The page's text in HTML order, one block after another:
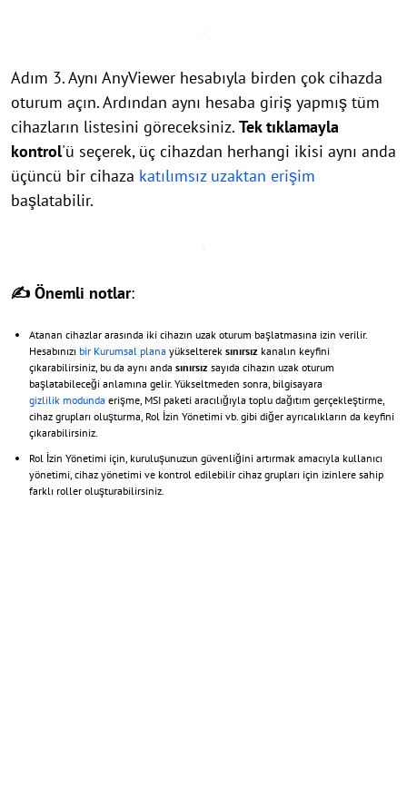
Adım 3. Aynı AnyViewer hesabıyla birden çok cihazda
oturum açın. Ardından aynı hesaba giriş yapmış tüm
cihazların listesini göreceksiniz. Tek tıklamayla
kontrol'ü seçerek, üç cihazdan herhangi ikisi aynı anda
üçüncü bir cihaza katılımsız uzaktan erişim
başlatabilir.
✍ Önemli notlar:
Atanan cihazlar arasında iki cihazın uzak oturum başlatmasına izin verilir.
Hesabınızı bir Kurumsal plana yükselterek sınırsız kanalın keyfini
çıkarabilirsiniz, bu da aynı anda sınırsız sayıda cihazın uzak oturum
başlatabileceği anlamına gelir. Yükseltmeden sonra, bilgisayara
gizlilik modunda erişme, MSI paketi aracılığıyla toplu dağıtım gerçekleştirme,
cihaz grupları oluşturma, Rol İzin Yönetimi vb. gibi diğer ayrıcalıkların da keyfini
çıkarabilirsiniz.
Rol İzin Yönetimi için, kuruluşunuzun güvenliğini artırmak amacıyla kullanıcı
yönetimi, cihaz yönetimi ve kontrol edilebilir cihaz grupları için izinlere sahip
farklı roller oluşturabilirsiniz.